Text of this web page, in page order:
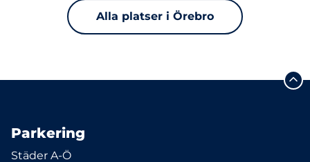
Alla platser i Örebro
Parkering
Städer A-Ö